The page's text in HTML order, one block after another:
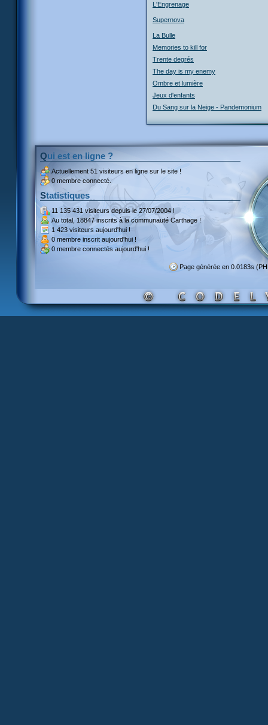
L'Engrenage
Supernova
La Bulle
Memories to kill for
Trente degrés
The day is my enemy
Ombre et lumière
Jeux d'enfants
Du Sang sur la Neige - Pandemonium
Qui est en ligne ?
Actuellement 51 visiteurs en ligne sur le site !
0 membre connecté.
Statistiques
11 135 431 visiteursdepuis le 27/07/2004 !
Au total, 18847 inscritsà la communauté Carthage !
1 423 visiteurs aujourd'hui !
0 membre inscrit aujourd'hui !
0 membre connectés aujourd'hui !
Page générée en 0.0183s